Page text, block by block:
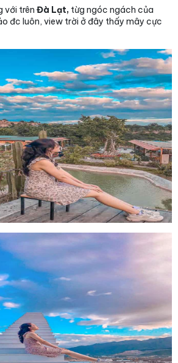
với trên Đà Lạt, từg ngóc ngách của
đc luôn, view trời ở đây thấy mây cực